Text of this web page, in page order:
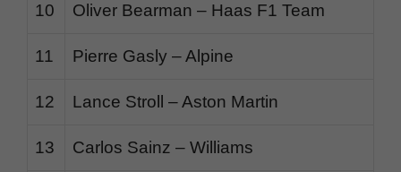
10 Oliver Bearman – Haas F1 Team
11 Pierre Gasly – Alpine
12 Lance Stroll – Aston Martin
13 Carlos Sainz – Williams